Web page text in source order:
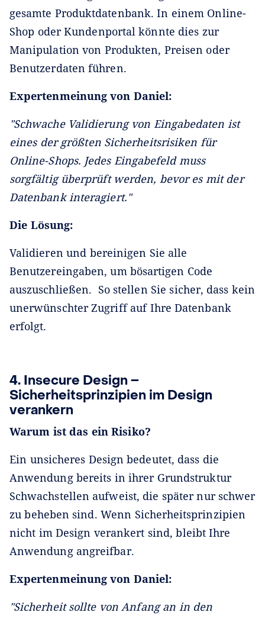
gesamte Produktdatenbank. In einem Online-
Shop oder Kundenportal könnte dies zur
Manipulation von Produkten, Preisen oder
Benutzerdaten führen.
Expertenmeinung von Daniel:
"Schwache Validierung von Eingabedaten ist
eines der größten Sicherheitsrisiken für
Online-Shops. Jedes Eingabefeld muss
sorgfältig überprüft werden, bevor es mit der
Datenbank interagiert."
Die Lösung:
Validieren und bereinigen Sie alle
Benutzereingaben, um bösartigen Code
auszuschließen. So stellen Sie sicher, dass kein
unerwünschter Zugriff auf Ihre Datenbank
erfolgt.
4. Insecure Design –
Sicherheitsprinzipien im Design
verankern
Warum ist das ein Risiko?
Ein unsicheres Design bedeutet, dass die
Anwendung bereits in ihrer Grundstruktur
Schwachstellen aufweist, die später nur schwer
zu beheben sind. Wenn Sicherheitsprinzipien
nicht im Design verankert sind, bleibt Ihre
Anwendung angreifbar.
Expertenmeinung von Daniel:
"Sicherheit sollte von Anfang an in den